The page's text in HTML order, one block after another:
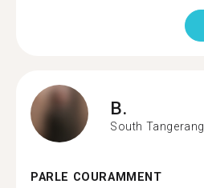
B.
South Tangerang
PARLE COURAMMENT